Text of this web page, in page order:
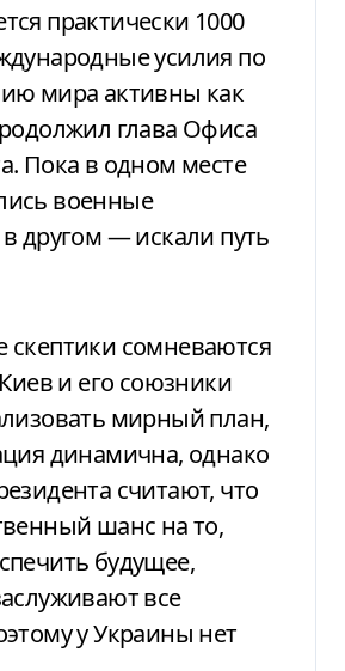
практически 1000
усилия по
мира активны как
глава Офиса
Пока в одном месте
военные
другом — искали путь
скептики сомневаются
и его союзники
мирный план,
динамична, однако
считают, что
шанс на то,
будущее,
все
у Украины нет